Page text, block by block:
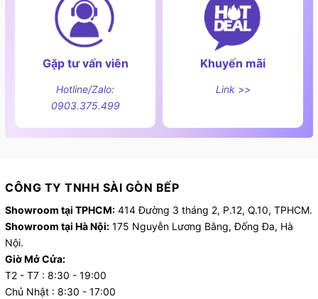
Chế độ bảo hành và vận chuyển
Gặp tư vấn viên
Hotline/Zalo:
0903.375.499
Khuyến mãi
Link >>
CÔNG TY TNHH SÀI GÒN BẾP
Showroom tại TPHCM: 414 Đường 3 tháng 2, P.12, Q.10, TPHCM.
Showroom tại Hà Nội: 175 Nguyễn Lương Bằng, Đống Đa, Hà
Nội.
Giờ Mở Cửa:
T2 - T7 : 8:30 - 19:00
Chủ Nhật : 8:30 - 17:00